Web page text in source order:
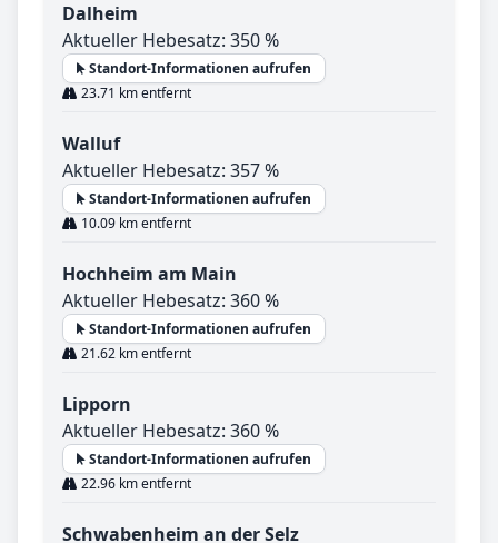
Dalheim
Aktueller Hebesatz: 350 %
Standort-Informationen aufrufen
23.71 km entfernt
Walluf
Aktueller Hebesatz: 357 %
Standort-Informationen aufrufen
10.09 km entfernt
Hochheim am Main
Aktueller Hebesatz: 360 %
Standort-Informationen aufrufen
21.62 km entfernt
Lipporn
Aktueller Hebesatz: 360 %
Standort-Informationen aufrufen
22.96 km entfernt
Schwabenheim an der Selz